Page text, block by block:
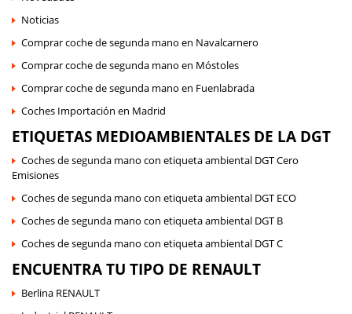
Noticias
Comprar coche de segunda mano en Navalcarnero
Comprar coche de segunda mano en Móstoles
Comprar coche de segunda mano en Fuenlabrada
Coches Importación en Madrid
ETIQUETAS MEDIOAMBIENTALES DE LA DGT
Coches de segunda mano con etiqueta ambiental DGT Cero
Emisiones
Coches de segunda mano con etiqueta ambiental DGT ECO
Coches de segunda mano con etiqueta ambiental DGT B
Coches de segunda mano con etiqueta ambiental DGT C
ENCUENTRA TU TIPO DE RENAULT
Berlina RENAULT